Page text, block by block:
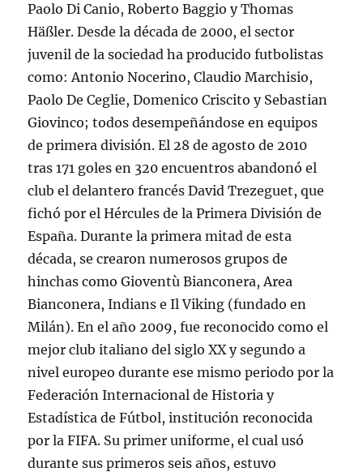
Paolo Di Canio, Roberto Baggio y Thomas
Häßler. Desde la década de 2000, el sector
juvenil de la sociedad ha producido futbolistas
como: Antonio Nocerino, Claudio Marchisio,
Paolo De Ceglie, Domenico Criscito y Sebastian
Giovinco; todos desempeñándose en equipos
de primera división. El 28 de agosto de 2010
tras 171 goles en 320 encuentros abandonó el
club el delantero francés David Trezeguet, que
fichó por el Hércules de la Primera División de
España. Durante la primera mitad de esta
década, se crearon numerosos grupos de
hinchas como Gioventù Bianconera, Area
Bianconera, Indians e Il Viking (fundado en
Milán). En el año 2009, fue reconocido como el
mejor club italiano del siglo XX y segundo a
nivel europeo durante ese mismo periodo por la
Federación Internacional de Historia y
Estadística de Fútbol, institución reconocida
por la FIFA. Su primer uniforme, el cual usó
durante sus primeros seis años, estuvo